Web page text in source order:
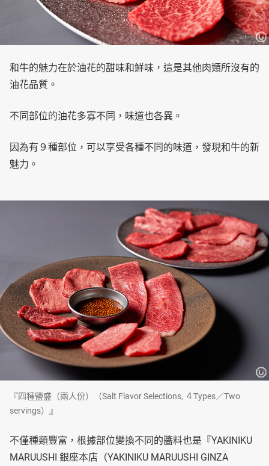
和牛的魅力在於油花的甜味和鮮味，這是其他肉類所沒有的
油花品質。
不同部位的油花多寡不同，味道也各異。
因為有９種部位，可以享受各種不同的味道，發現和牛的新
魅力。
『四種鹽盛（兩人份）（Salt Flavor Selections, ４Types／Two
servings）』
不僅種類豐富，根據部位變換不同的醬料也是『YAKINIKU
MARUUSHI 銀座本店（YAKINIKU MARUUSHI GINZA